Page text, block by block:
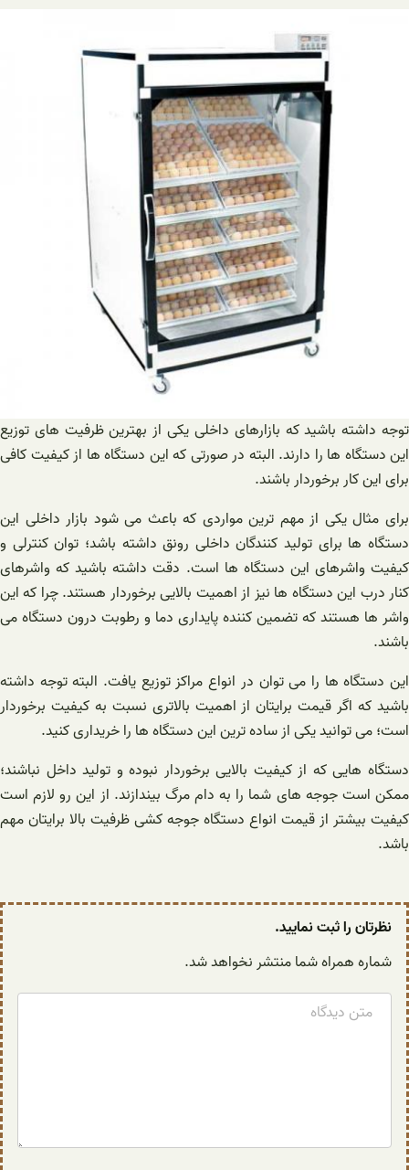
توجه داشته باشید که بازارهای داخلی یکی از بهترین ظرفیت های توزیع
این دستگاه ها را دارند. البته در صورتی که این دستگاه ها از کیفیت کافی
برای این کار برخوردار باشند.
برای مثال یکی از مهم ترین مواردی که باعث می شود بازار داخلی این
دستگاه ها برای تولید کنندگان داخلی رونق داشته باشد؛ توان کنترلی و
کیفیت واشرهای این دستگاه ها است. دقت داشته باشید که واشرهای
کنار درب این دستگاه ها نیز از اهمیت بالایی برخوردار هستند. چرا که این
واشر ها هستند که تضمین کننده پایداری دما و رطوبت درون دستگاه می
باشند.
این دستگاه ها را می توان در انواع مراکز توزیع یافت. البته توجه داشته
باشید که اگر قیمت برایتان از اهمیت بالاتری نسبت به کیفیت برخوردار
است؛ می توانید یکی از ساده ترین این دستگاه ها را خریداری کنید.
دستگاه هایی که از کیفیت بالایی برخوردار نبوده و تولید داخل نباشند؛
ممکن است جوجه های شما را به دام مرگ بیندازند. از این رو لازم است
کیفیت بیشتر از قیمت انواع دستگاه جوجه کشی ظرفیت بالا برایتان مهم
باشد.
نظرتان را ثبت نمایید.
شماره همراه شما منتشر نخواهد شد.